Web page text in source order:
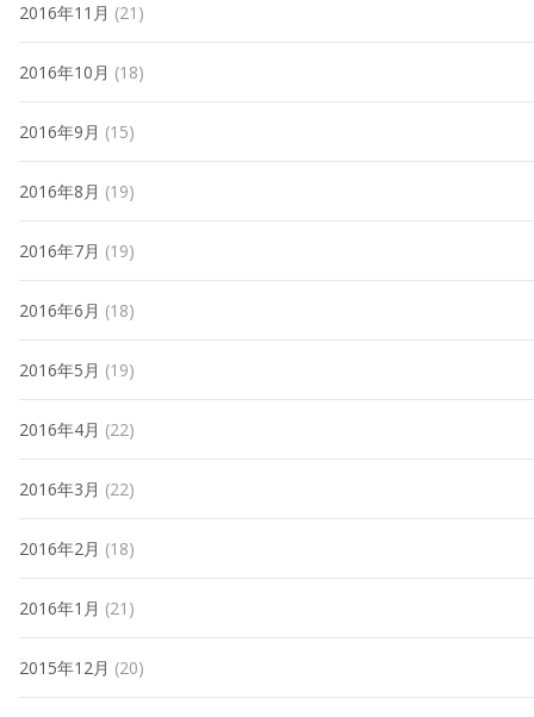
2016年11月 (21)
2016年10月 (18)
2016年9月 (15)
2016年8月 (19)
2016年7月 (19)
2016年6月 (18)
2016年5月 (19)
2016年4月 (22)
2016年3月 (22)
2016年2月 (18)
2016年1月 (21)
2015年12月 (20)